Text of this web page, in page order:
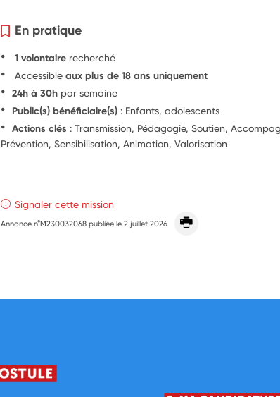
En pratique
1 volontaire recherché
Accessibleaux plus de 18 ans uniquement
24h à 30h par semaine
Public(s) bénéficiaire(s) : Enfants, adolescents
Actions clés : Transmission, Pédagogie, Soutien,
Prévention, Sensibilisation, Animation, Valorisation
Signaler cette mission
Annonce n°M230032068 publiée le2 juillet 2026